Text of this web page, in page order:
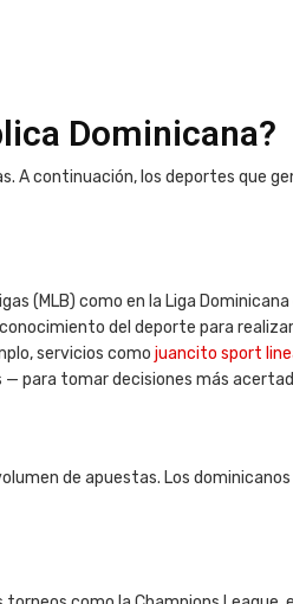
Dominicana?
continuación, los deportes que
(MLB) como en la Liga Dominicana
del deporte para
servicios como juancito sport
para tomar decisiones más
de apuestas. Los